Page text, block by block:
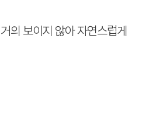
의 보이지 않아 자연스럽게